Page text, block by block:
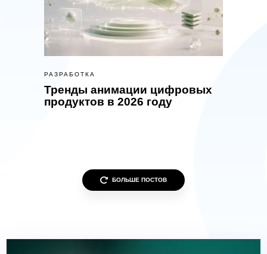
РАЗРАБОТКА
Тренды анимации цифровых
продуктов в 2026 году
БОЛЬШЕ ПОСТОВ